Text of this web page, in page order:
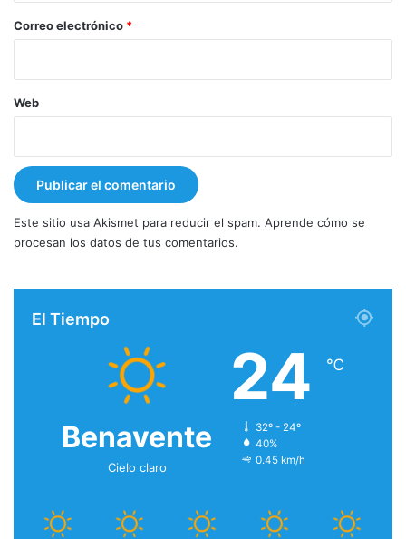
*
Correo electrónico *
Web
Este sitio usa Akismet para reducir el spam. Aprende cómo se
procesan los datos de tus comentarios.
El Tiempo
Benavente
Cielo claro
24 ℃
32º - 24º
40%
0.45 km/h